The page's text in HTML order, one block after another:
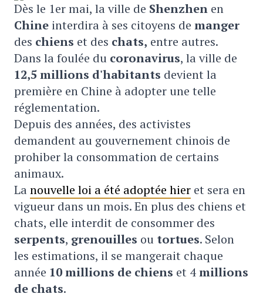
Dès le 1er mai, la ville de Shenzhen en
Chine interdira à ses citoyens de manger
des chiens et des chats, entre autres.
Dans la foulée du coronavirus, la ville de
12,5 millions d'habitants devient la
première en Chine à adopter une telle
réglementation.
Depuis des années, des activistes
demandent au gouvernement chinois de
prohiber la consommation de certains
animaux.
Lanouvelle loi a été adoptée hier et sera en
vigueur dans un mois. En plus des chiens et
chats, elle interdit de consommer des
serpents, grenouilles ou tortues. Selon
les estimations, il se mangerait chaque
année 10 millions de chiens et 4millions
de chats.